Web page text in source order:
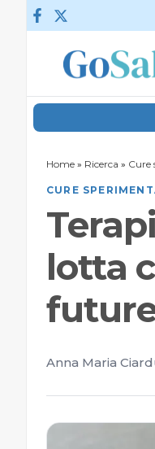
Vai al contenuto
Home » Ricerca » Cure
CURE
lotta
Anna Maria